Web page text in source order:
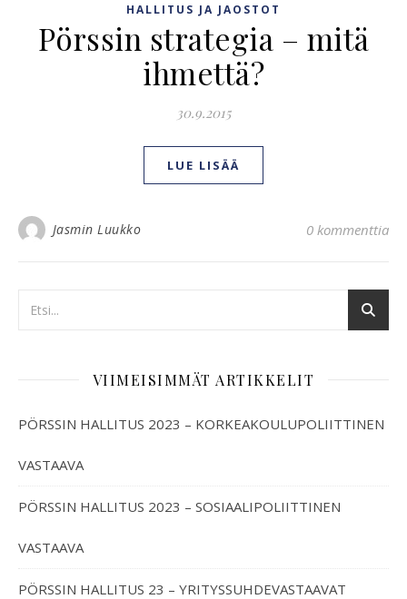
HALLITUS JA JAOSTOT
Pörssin strategia – mitä
ihmettä?
30.9.2015
LUE LISÄÄ
Jasmin Luukko 0 kommenttia
VIIMEISIMMÄT ARTIKKELIT
PÖRSSIN HALLITUS 2023 – KORKEAKOULUPOLIITTINEN
VASTAAVA
PÖRSSIN HALLITUS 2023 – SOSIAALIPOLIITTINEN
VASTAAVA
PÖRSSIN HALLITUS 23 – YRITYSSUHDEVASTAAVAT